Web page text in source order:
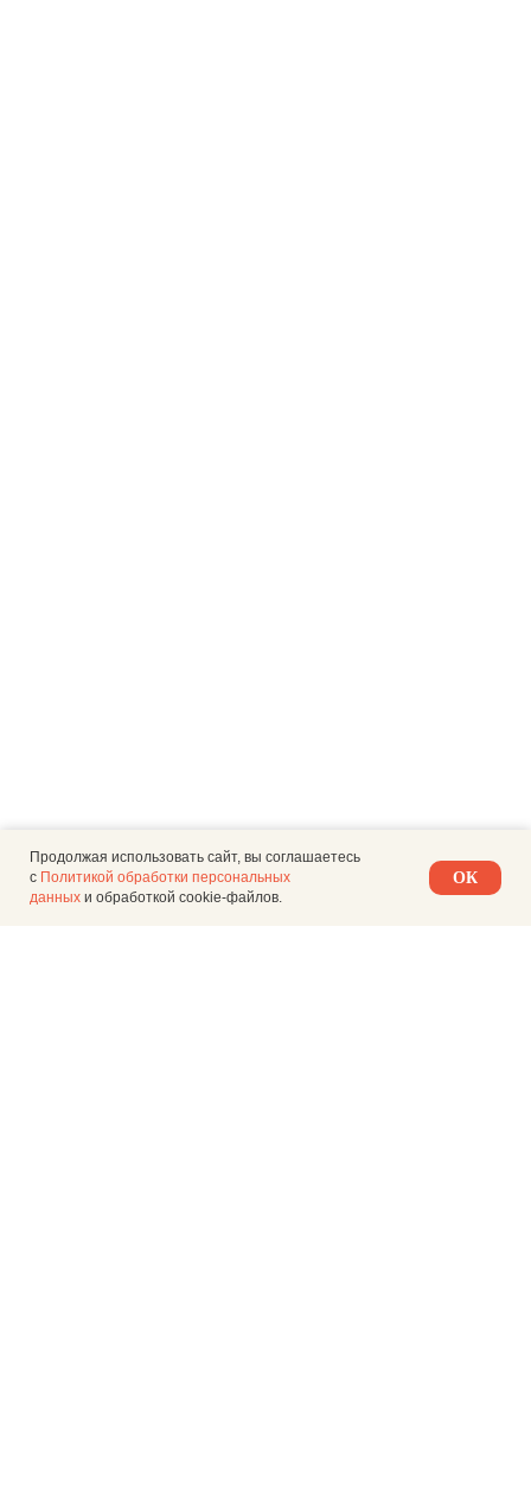
Продолжая использовать сайт, вы соглашаетесь
с Политикой обработки персональных
данных и обработкой cookie-файлов.
ОК